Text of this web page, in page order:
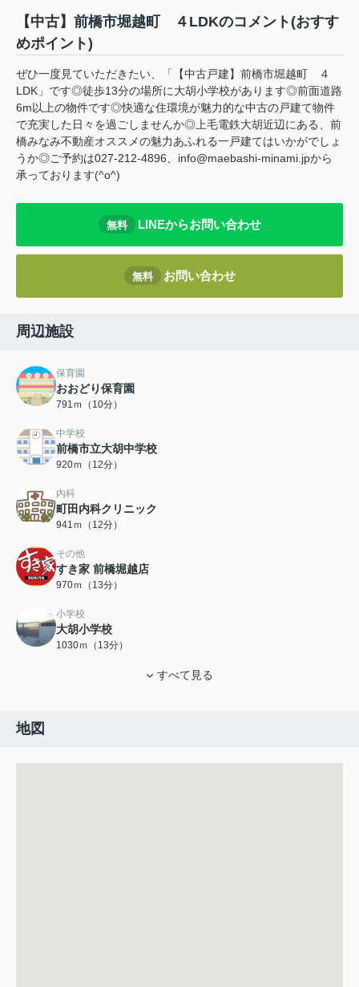
【中古】前橋市堀越町 ４LDKのコメント(おすす
めポイント)
ぜひ一度見ていただきたい、「【中古戸建】前橋市堀越町 ４
LDK」です◎徒歩13分の場所に大胡小学校があります◎前面道路
6m以上の物件です◎快適な住環境が魅力的な中古の戸建て物件
で充実した日々を過ごしませんか◎上毛電鉄大胡近辺にある、前
橋みなみ不動産オススメの魅力あふれる一戸建てはいかがでしょ
うか◎ご予約は027-212-4896、info@maebashi-minami.jpから
承っております(^o^)
無料 LINEからお問い合わせ
無料 お問い合わせ
周辺施設
保育園
おおどり保育園
791ｍ（10分）
中学校
前橋市立大胡中学校
920ｍ（12分）
内科
町田内科クリニック
941ｍ（12分）
その他
すき家 前橋堀越店
970ｍ（13分）
小学校
大胡小学校
1030ｍ（13分）
すべて見る
地図